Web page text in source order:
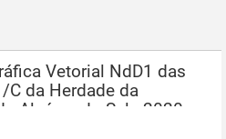
Vetorial NdD1 das
da Herdade da
Alcácer do Sal - 2020